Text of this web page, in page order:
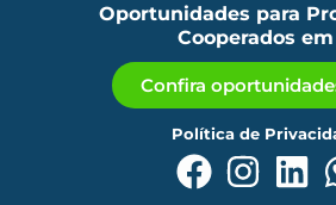
Oportunidades para
Cooperados em
Confira
Política de